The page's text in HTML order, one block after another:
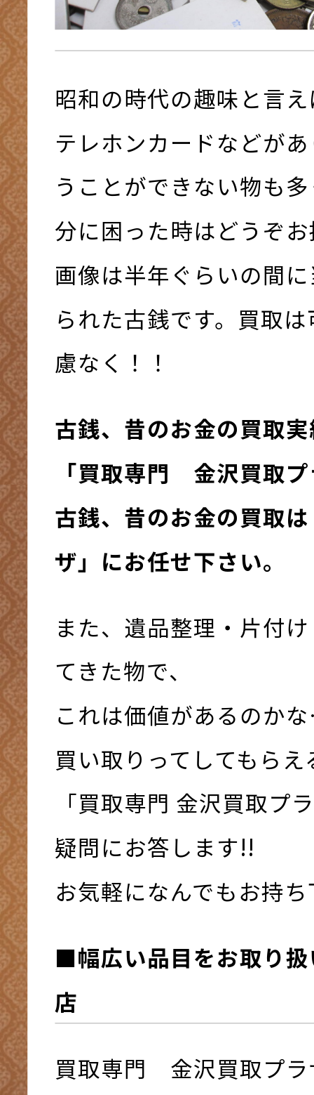
昭和の時代の趣味と言
テレホンカードなどが
うことができない物も
分に困った時はどうぞ
画像は半年ぐらいの間
られた古銭です。買取
慮なく！！
古銭、昔のお金の買取
「買取専門 金沢買取
古銭、昔のお金の買取
ザ」にお任せ下さい。
また、遺品整理・片付
てきた物で、
これは価値があるのか
買い取りってしてもら
「買取専門 金沢買取プ
疑問にお答します!!
お気軽になんでもお持
■幅広い品目をお取り
店
買取専門 金沢買取プラ